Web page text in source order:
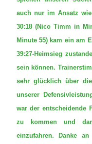
auch nur im Ansatz
30:18 (Nico Timm in
Minute 55) kam ein am
39:27-Heimsieg
sein können.
sehr glücklich über
unserer
war der entscheidende
zu kommen und
einzufahren. Danke